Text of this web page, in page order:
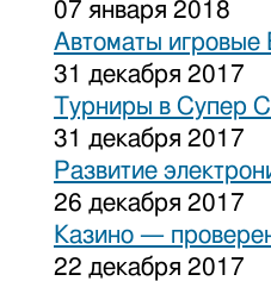
07 января 2018
Автоматы игровые
31 декабря 2017
Турниры в Супер
31 декабря 2017
Развитие
26 декабря 2017
Казино —
22 декабря 2017